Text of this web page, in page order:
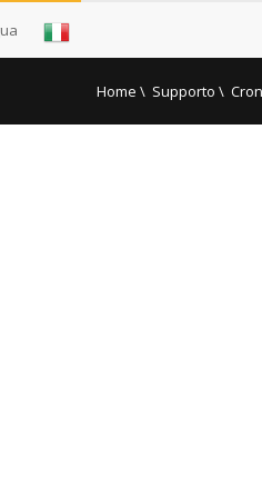
Home \ Supporto \